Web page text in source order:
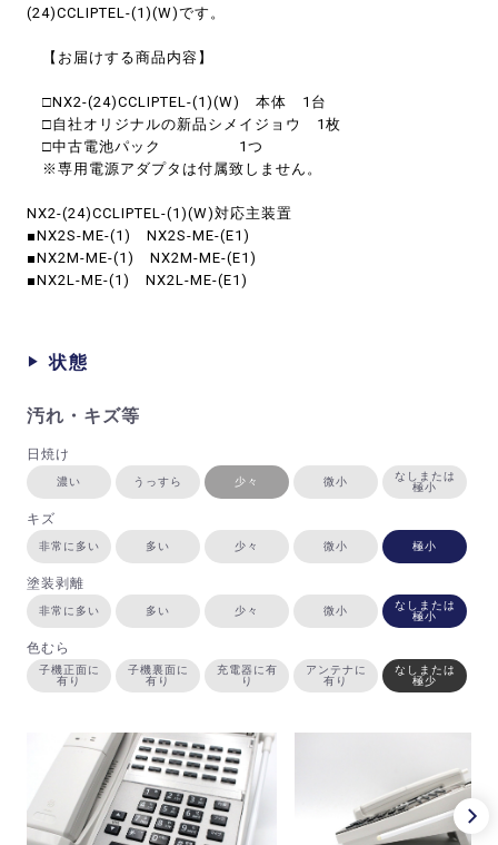
(24)CCLIPTEL-(1)(W)です。
【お届けする商品内容】
□NX2-(24)CCLIPTEL-(1)(W) 本体 1台
□自社オリジナルの新品シメイジョウ 1枚
□中古電池パック 1つ
※専用電源アダプタは付属致しません。
NX2-(24)CCLIPTEL-(1)(W)対応主装置
■NX2S-ME-(1) NX2S-ME-(E1)
■NX2M-ME-(1) NX2M-ME-(E1)
■NX2L-ME-(1) NX2L-ME-(E1)
状態
汚れ・キズ等
日焼け
濃い うっすら 少々 微小
なしまたは
極小
キズ
非常に多い 多い 少々 微小 極小
塗装剥離
非常に多い 多い 少々 微小
なしまたは
極小
色むら
子機正面に
有り
子機裏面に
有り
充電器に有
り
アンテナに
有り
なしまたは
極少